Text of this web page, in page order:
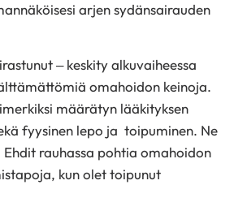
arjen sydänsairauden
– keskity alkuvaiheessa
omahoidon keinoja.
määrätyn lääkityksen
fyysinen lepo ja toipuminen. Ne
Ehdit rauhassa pohtia omahoidon
kun olet toipunut